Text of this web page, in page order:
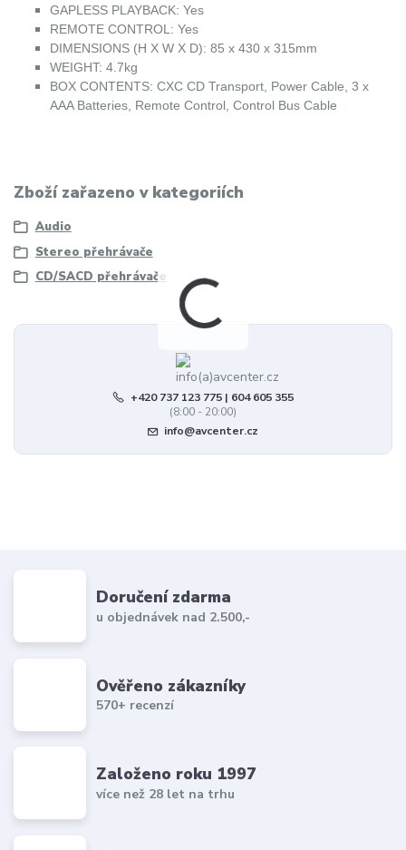
GAPLESS PLAYBACK: Yes
REMOTE CONTROL: Yes
DIMENSIONS (H X W X D): 85 x 430 x 315mm
WEIGHT: 4.7kg
BOX CONTENTS: CXC CD Transport, Power Cable, 3 x
AAA Batteries, Remote Control, Control Bus Cable
Zboží zařazeno v kategoriích
Audio
Stereo přehrávače
CD/SACD přehrávače
+420 737 123 775 | 604 605 355
(8:00 - 20:00)
info@avcenter.cz
Doručení zdarma
u objednávek nad 2.500,-
Ověřeno zákazníky
570+ recenzí
Založeno roku 1997
více než 28 let na trhu